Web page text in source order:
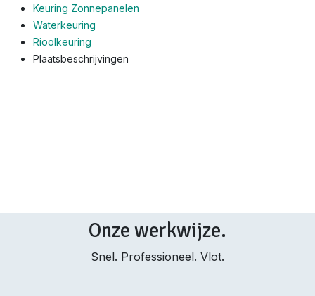
Keuring Zonnepanelen
Waterkeuring
Rioolkeuring
Plaatsbeschrijvingen
Onze werkwijze.
Snel. Professioneel. Vlot.